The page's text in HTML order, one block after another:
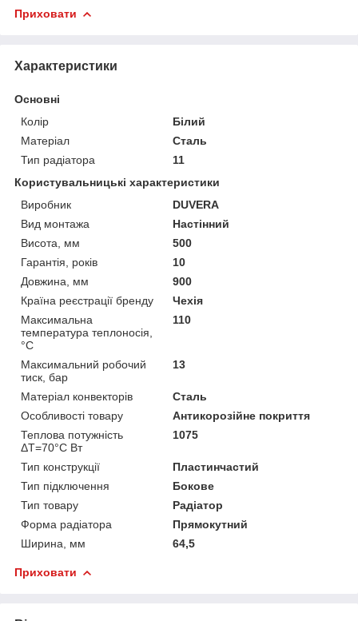
Приховати
Характеристики
Основні
Колір
Білий
Матеріал
Сталь
Тип радіатора
11
Користувальницькі характеристики
Виробник
DUVERA
Вид монтажа
Настінний
Висота, мм
500
Гарантія, років
10
Довжина, мм
900
Країна реєстрації бренду
Чехія
Максимальна
температура теплоносія,
°С
110
Максимальний робочий
тиск, бар
13
Матеріал конвекторів
Сталь
Особливості товару
Антикорозійне покриття
Теплова потужність
ΔТ=70°С Вт
1075
Тип конструкції
Пластинчастий
Тип підключення
Бокове
Тип товару
Радіатор
Форма радіатора
Прямокутний
Ширина, мм
64,5
Приховати